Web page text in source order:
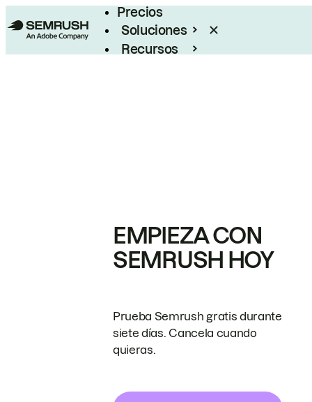
Precios
Soluciones
Recursos
EMPIEZA CON
SEMRUSH HOY
Prueba Semrush gratis durante
siete días. Cancela cuando
quieras.